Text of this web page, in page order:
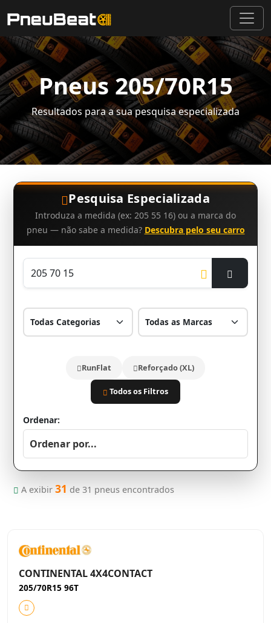
Pneus 205/70R15
Resultados para a sua pesquisa especializada
Pesquisa Especializada
Introduza a medida (ex: 205 55 16) ou a marca do
pneu — não sabe a medida? Descubra pelo seu carro
RunFlat Reforçado (XL)
Todos os Filtros
Ordenar:
A exibir 31 de 31 pneus encontrados
CONTINENTAL 4X4CONTACT
205/70R15 96T